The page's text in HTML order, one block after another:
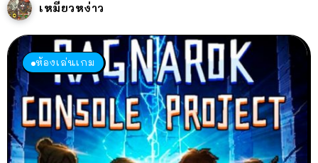
เหมียวหง่าว
ห้องเล่นเกม